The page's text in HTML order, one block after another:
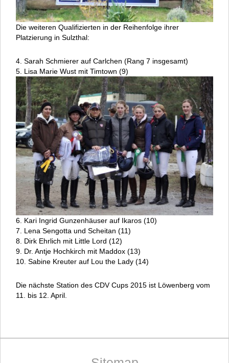
Die weiteren Qualifizierten in der Reihenfolge ihrer
Platzierung in Sulzthal:
4. Sarah Schmierer auf Carlchen (Rang 7 insgesamt)
5. Lisa Marie Wust mit Timtown (9)
6. Kari Ingrid Gunzenhäuser auf Ikaros (10)
7. Lena Sengotta und Scheitan (11)
8. Dirk Ehrlich mit Little Lord (12)
9. Dr. Antje Hochkirch mit Maddox (13)
10. Sabine Kreuter auf Lou the Lady (14)
Die nächste Station des CDV Cups 2015 ist Löwenberg vom
11. bis 12. April.